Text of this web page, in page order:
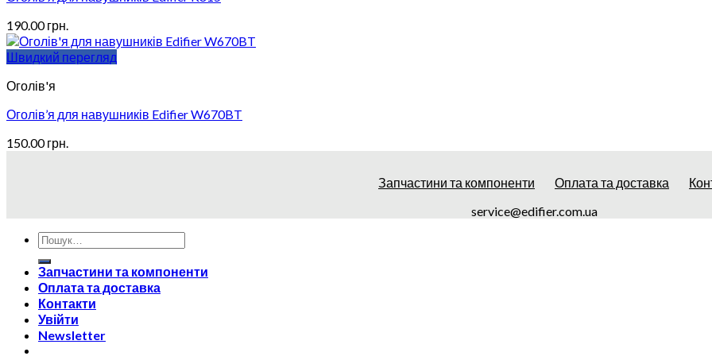
190.00грн.
Швидкий перегляд
Оголів'я
Оголів’я для навушників Edifier W670BT
150.00грн.
Запчастини та компоненти Оплата та доставка
service@edifier.com.ua
Запчастини та компоненти
Оплата та доставка
Контакти
Увійти
Newsletter